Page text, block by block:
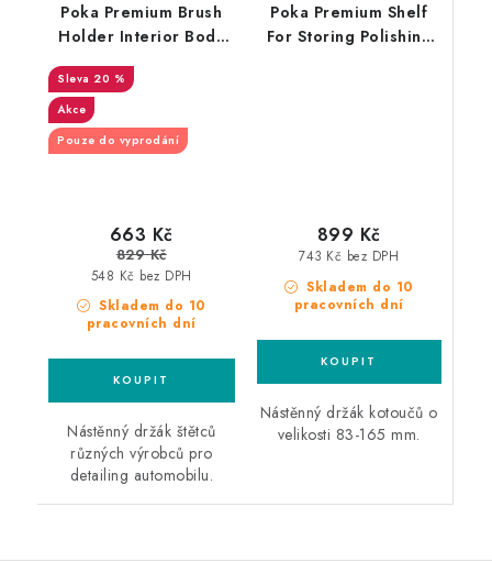
Poka Premium Brush
Holder Interior Body
Wheels 80cm držák
štětců
20 %
Akce
Pouze do vyprodání
Skladem do 10
pracovních dní
548 Kč bez DPH
663 Kč
829 Kč
Nástěnný držák štětců
různých výrobců pro
detailing automobilu.
Poka Premium Shelf
For Storing Polishing
Skladem do 10
pracovních dní
743 Kč bez DPH
899 Kč
Nástěnný držák kotoučů o
velikosti 83-165 mm.